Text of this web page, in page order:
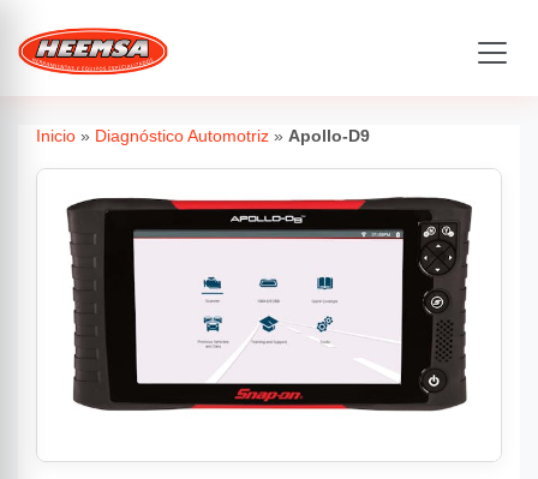
Inicio » Diagnóstico Automotriz » Apollo-D9